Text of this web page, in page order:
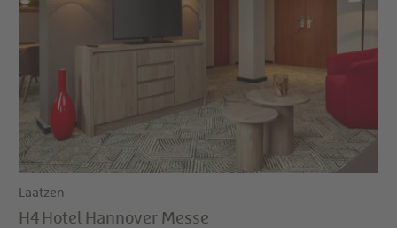
Laatzen
H4 Hotel Hannover Messe